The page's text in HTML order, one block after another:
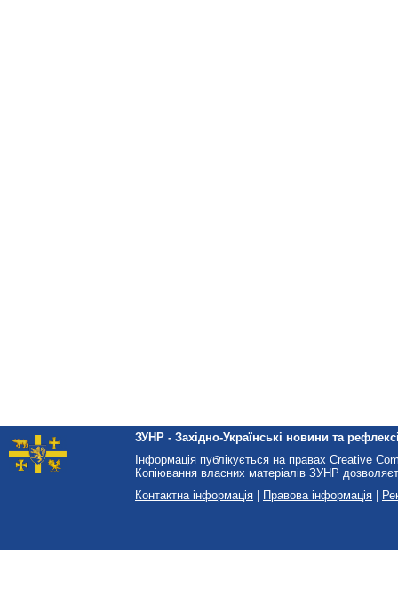
ЗУНР - Західно-Українські новини та
Інформація публікується на правах Creative
Копіювання власних матеріалів ЗУНР
Контактна інформація
Правова інформація